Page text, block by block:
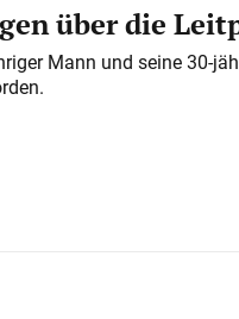
über die
Mann und seine 30-